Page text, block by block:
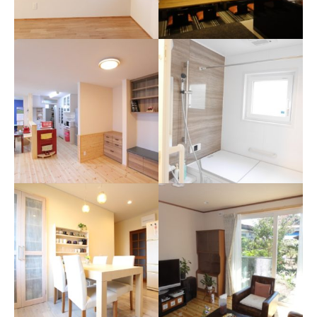
おしゃれ＆介助する人が
なるべくそれっぽくならず
に、オシャレに介助する人の
心が楽になれるような空間
を。
真冬でも長居できちゃう
浴室と脱衣所
『浴室・脱衣所・トイレ』の
快適リフォーム。暗く寒く、
湿っぽい空間にはサヨナラ。
お決まりの場所を一番く
つろげる場所に
どこに座るか、どの窓から何
が見えるかを計算したくつろ
ぎの部屋。
ラグジュアリーな大人の
たくさんの仲間を呼んで、た
くさんの家族が集まって、今
までと違った時を刻み始め
る。
同じ空間にそれぞれの居
介護生活を見すえたゆと